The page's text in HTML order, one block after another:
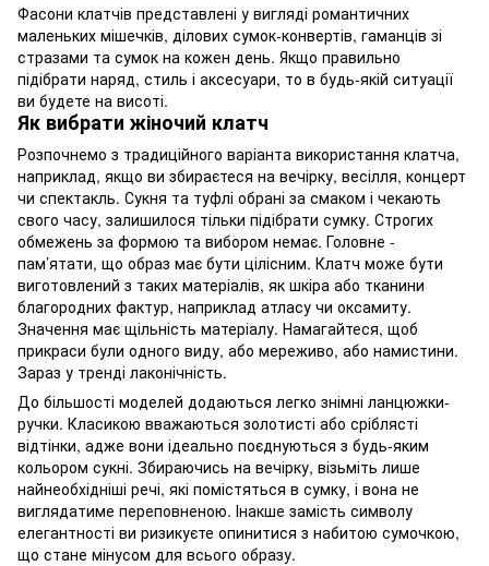
Фасони клатчів представлені у вигляді романтичних
маленьких мішечків, ділових сумок-конвертів, гаманців зі
стразами та сумок на кожен день. Якщо правильно
підібрати наряд, стиль і аксесуари, то в будь-якій ситуації
ви будете на висоті.
Як вибрати жіночий клатч
Розпочнемо з традиційного варіанта використання клатча,
наприклад, якщо ви збираєтеся на вечірку, весілля, концерт
чи спектакль. Сукня та туфлі обрані за смаком і чекають
свого часу, залишилося тільки підібрати сумку. Строгих
обмежень за формою та вибором немає. Головне -
пам’ятати, що образ має бути цілісним. Клатч може бути
виготовлений з таких матеріалів, як шкіра або тканини
благородних фактур, наприклад атласу чи оксамиту.
Значення має щільність матеріалу. Намагайтеся, щоб
прикраси були одного виду, або мереживо, або намистини.
Зараз у тренді лаконічність.
До більшості моделей додаються легко знімні ланцюжки-
ручки. Класикою вважаються золотисті або сріблясті
відтінки, адже вони ідеально поєднуються з будь-яким
кольором сукні. Збираючись на вечірку, візьміть лише
найнеобхідніші речі, які помістяться в сумку, і вона не
виглядатиме переповненою. Інакше замість символу
елегантності ви ризикуєте опинитися з набитою сумочкою,
що стане мінусом для всього образу.